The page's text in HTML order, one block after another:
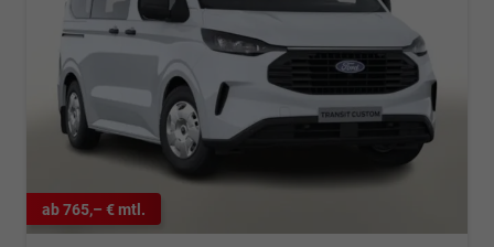
ab 765,– € mtl.